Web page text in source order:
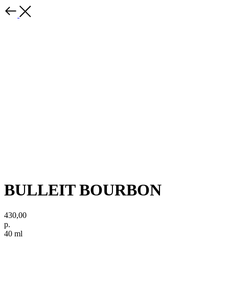
BULLEIT BOURBON
430,00
р.
40 ml